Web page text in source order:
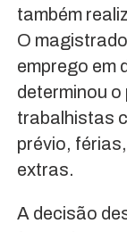
também
O
emprego em
determinou
trabalhistas
prévio,
extras.
A decisão